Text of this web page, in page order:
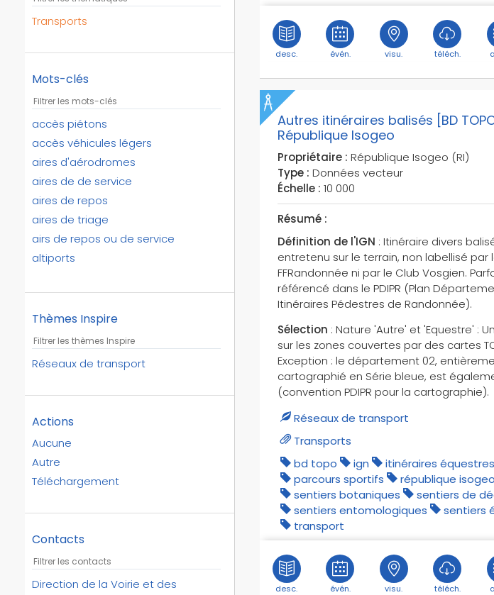
Transports
Mots-clés
accès piétons
accès véhicules légers
aires d'aérodromes
aires de de service
aires de repos
aires de triage
airs de repos ou de service
altiports
aménagement
aménagements relatifs aux
anciennes voies romaines
arrêt de bus
autres équipements
aérodromes
aérodromes civils
aérogares
bacs
bandes cyclables
bd topo
Thèmes Inspire
Réseaux de transport
Actions
Aucune
Autre
Téléchargement
Contacts
Direction de la Voirie et des
desc. évén. visu. téléch.
Autres itinéraires balisés [BD
République Isogeo
Propriétaire : République Isogeo (RI)
Type : Données vecteur
Échelle : 10 000
Résumé :
Définition de l'IGN : Itinéraire divers
entretenu sur le terrain, non labellisé par
FFRandonnée ni par le Club Vosgien.
référencé dans le PDIPR (Plan
Itinéraires Pédestres de Randonnée).
Sélection : Nature 'Autre' et 'Equestre' :
sur les zones couvertes par des cartes
Exception : le département 02,
cartographié en Série bleue, est
(convention PDIPR pour la cartographie).
Réseaux de transport
Transports
bd topo
ign itinéraires équestres
parcours sportifs
république isogeo
sentiers botaniques
sentiers de
sentiers entomologiques
sentiers
transport
desc. évén. visu. téléch.